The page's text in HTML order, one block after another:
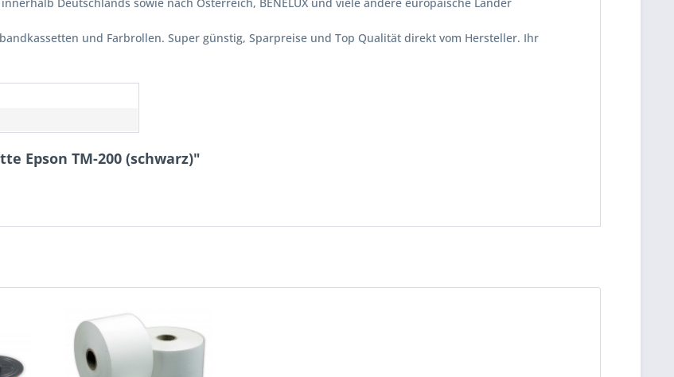
und Farbrollen. Super günstig, Sparpreise und Top Qualität direkt vom Hersteller. Ihr
Epson TM-200 (schwarz)"